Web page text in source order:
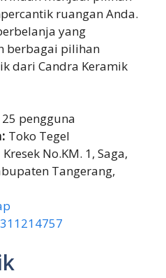
ruangan Anda.
yang
berbagai pilihan
dari Candra Keramik
pengguna
Toko Tegel
Kresek No.KM. 1, Saga,
Tangerang,